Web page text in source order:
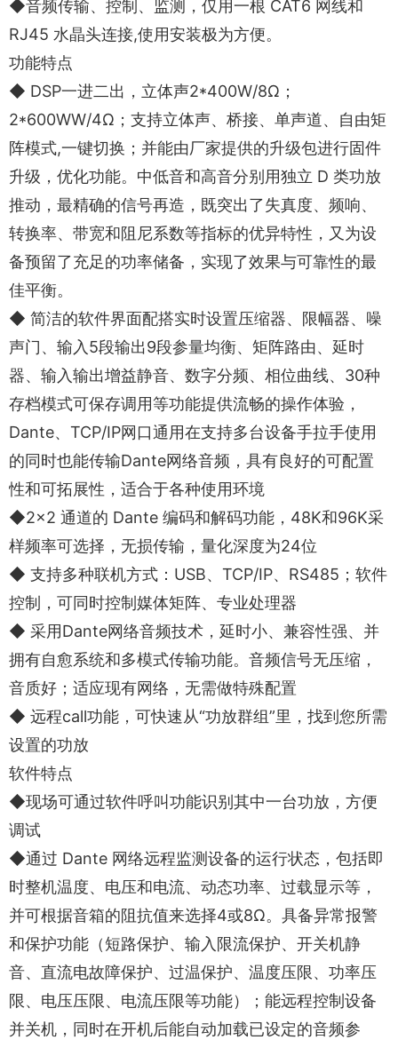
◆音频传输、控制、监测，仅用一根 CAT6 网线和
RJ45 水晶头连接,使用安装极为方便。
功能特点
◆ DSP一进二出，立体声2*400W/8Ω；
2*600WW/4Ω；支持立体声、桥接、单声道、自由矩
阵模式,一键切换；并能由厂家提供的升级包进行固件
升级，优化功能。中低音和高音分别用独立 D 类功放
推动，最精确的信号再造，既突出了失真度、频响、
转换率、带宽和阻尼系数等指标的优异特性，又为设
备预留了充足的功率储备，实现了效果与可靠性的最
佳平衡。
◆ 简洁的软件界面配搭实时设置压缩器、限幅器、噪
声门、输入5段输出9段参量均衡、矩阵路由、延时
器、输入输出增益静音、数字分频、相位曲线、30种
存档模式可保存调用等功能提供流畅的操作体验，
Dante、TCP/IP网口通用在支持多台设备手拉手使用
的同时也能传输Dante网络音频，具有良好的可配置
性和可拓展性，适合于各种使用环境
◆2×2 通道的 Dante 编码和解码功能，48K和96K采
样频率可选择，无损传输，量化深度为24位
◆ 支持多种联机方式：USB、TCP/IP、RS485；软件
控制，可同时控制媒体矩阵、专业处理器
◆ 采用Dante网络音频技术，延时小、兼容性强、并
拥有自愈系统和多模式传输功能。音频信号无压缩，
音质好；适应现有网络，无需做特殊配置
◆ 远程call功能，可快速从“功放群组”里，找到您所需
设置的功放
软件特点
◆现场可通过软件呼叫功能识别其中一台功放，方便
调试
◆通过 Dante 网络远程监测设备的运行状态，包括即
时整机温度、电压和电流、动态功率、过载显示等，
并可根据音箱的阻抗值来选择4或8Ω。具备异常报警
和保护功能（短路保护、输入限流保护、开关机静
音、直流电故障保护、过温保护、温度压限、功率压
限、电压压限、电流压限等功能）；能远程控制设备
并关机，同时在开机后能自动加载已设定的音频参